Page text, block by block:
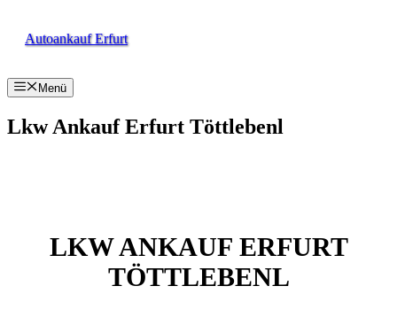
InhaltAutoankauf Erfurt
Menü
Lkw Ankauf Erfurt Töttlebenl
LKW ANKAUF ERFURT
TÖTTLEBENL